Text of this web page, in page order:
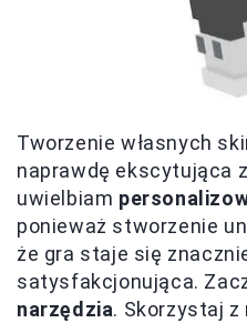
Tworzenie własnych
naprawdę ekscytująca
uwielbiam
ponieważ stworzenie
że gra staje się
satysfakcjonująca.
narzędzia. Skorzystaj